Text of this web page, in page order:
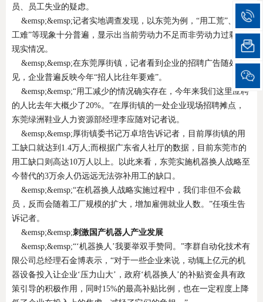
员、员工失业的疑虑。
&emsp;&emsp;记者实地调查发现，以东莞为例，“用工荒”、“招
工难”等现象十分普遍，显示出当前劳动力不足而非劳动力过剩的
现实情况。
&emsp;&emsp;在东莞厚街镇，记者看到企业的招聘广告随处可
见，企业普遍反映今年“招人比往年要难”。
&emsp;&emsp;“用工减少的情况确实存在，今年来我们这里应聘
的人比去年大概少了20%。”在厚街镇的一处企业现场招聘摊点，
东莞绿洲鞋业人力资源部经理李应随对记者说。
&emsp;&emsp;厚街镇委书记万卓培告诉记者，目前厚街镇的用
工缺口就达到1.4万人;而根据广东省人社厅的数据，目前东莞市的
用工缺口则高达10万人以上。以此来看，东莞实施机器换人战略至
今替代的3万余人仍远远无法弥补用工的缺口。
&emsp;&emsp;“在机器换人战略实施过程中，我们非但不会裁
员，反而会随着工厂规模的扩大，增加雇佣就业人数。”任项生告
诉记者。
&emsp;&emsp;刺激国产机器人产业发展
&emsp;&emsp;“‘机器换人’我要举双手赞同。”李群自动化技术有
限公司总经理石金博表示，“对于一些企业来说，动辄上亿元的机
器设备投入让企业‘压力山大’，政府‘机器换人’的补贴资金具有政
策引导的积极作用，同时15%的最高补贴比例，也在一定程度上降